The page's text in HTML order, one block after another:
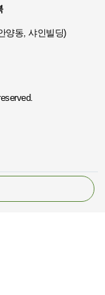
양동, 샤인빌딩)